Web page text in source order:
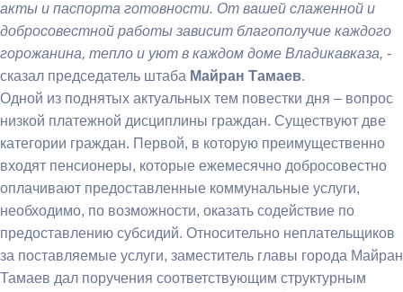
акты и паспорта готовности. От вашей слаженной и
добросовестной работы зависит благополучие каждого
горожанина, тепло и уют в каждом доме Владикавказа, -
сказал председатель штаба Майран Тамаев.
Одной из поднятых актуальных тем повестки дня – вопрос
низкой платежной дисциплины граждан. Существуют две
категории граждан. Первой, в которую преимущественно
входят пенсионеры, которые ежемесячно добросовестно
оплачивают предоставленные коммунальные услуги,
необходимо, по возможности, оказать содействие по
предоставлению субсидий. Относительно неплательщиков
за поставляемые услуги, заместитель главы города Майран
Тамаев дал поручения соответствующим структурным